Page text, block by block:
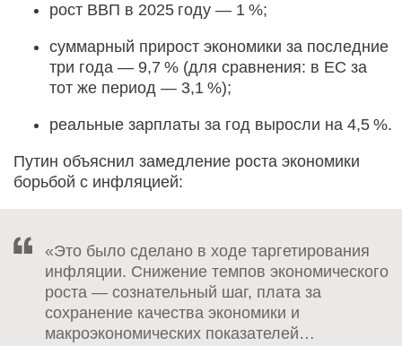
рост ВВП в 2025 году — 1 %;
суммарный прирост экономики за последние
три года — 9,7 % (для сравнения: в ЕС за
тот же период — 3,1 %);
реальные зарплаты за год выросли на 4,5 %.
Путин объяснил замедление роста экономики
борьбой с инфляцией:
«Это было сделано в ходе таргетирования
инфляции. Снижение темпов экономического
роста — сознательный шаг, плата за
сохранение качества экономики и
макроэкономических показателей…